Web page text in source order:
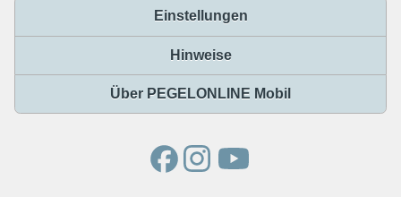
Einstellungen
Hinweise
Über PEGELONLINE Mobil